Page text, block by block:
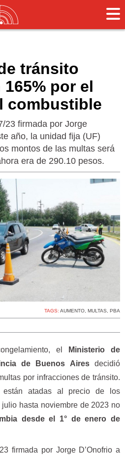
tránsito
por el
combustible
23 firmada por Jorge
año, la unidad fija (UF)
montos de las multas será
era de 290.10 pesos.
TAGS: AUMENTO, MULTAS, PBA
el
Ministerio de
de Buenos Airesdecidió
por infracciones de tránsito.
están atadas al precio de los
hasta noviembre de 2023 no
desde el 1° de enero de
firmada por Jorge D’Onofrio a